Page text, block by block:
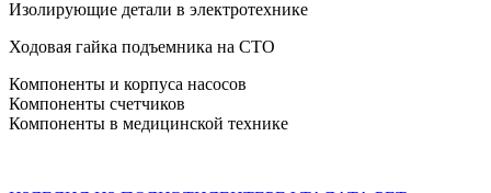
Изолирующие детали в электротехнике
Ходовая гайка подъемника на СТО
Компоненты и корпуса насосов
Компоненты счетчиков
Компоненты в медицинской технике